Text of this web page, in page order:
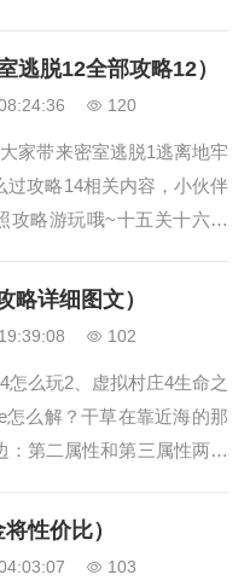
解先在岩浆边收取一把铁
子。右边机器上拿到另一根
...
逃脱12全部攻略12）
120
家带来密室逃脱1逃离地牢
过攻略14相关内容，小伙伴
攻略游玩哦~十五关十六关
面小编就给大家带来了密
文攻略的内容解析。6、下
略详细图文）
102
怎么玩2、虚拟村庄4生命之
怎么解？干草在靠近海的那
：第二属性和第三属性两项
派人去拿）4.肥皂，在下雨
性价比）
103